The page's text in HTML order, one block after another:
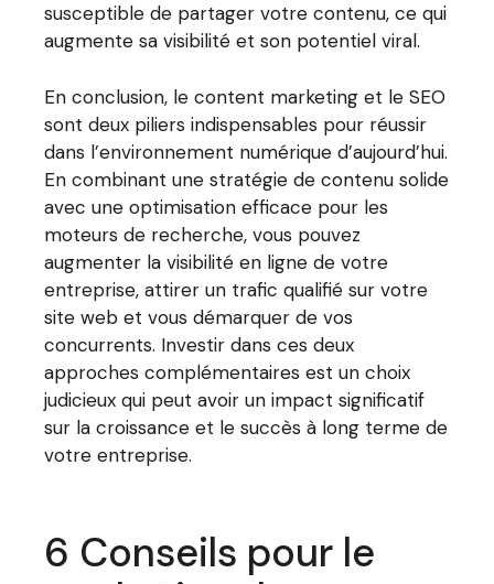
susceptible de partager votre contenu, ce qui
augmente sa visibilité et son potentiel viral.
En conclusion, le content marketing et le SEO
sont deux piliers indispensables pour réussir
dans l’environnement numérique d’aujourd’hui.
En combinant une stratégie de contenu solide
avec une optimisation efficace pour les
moteurs de recherche, vous pouvez
augmenter la visibilité en ligne de votre
entreprise, attirer un trafic qualifié sur votre
site web et vous démarquer de vos
concurrents. Investir dans ces deux
approches complémentaires est un choix
judicieux qui peut avoir un impact significatif
sur la croissance et le succès à long terme de
votre entreprise.
6 Conseils pour le